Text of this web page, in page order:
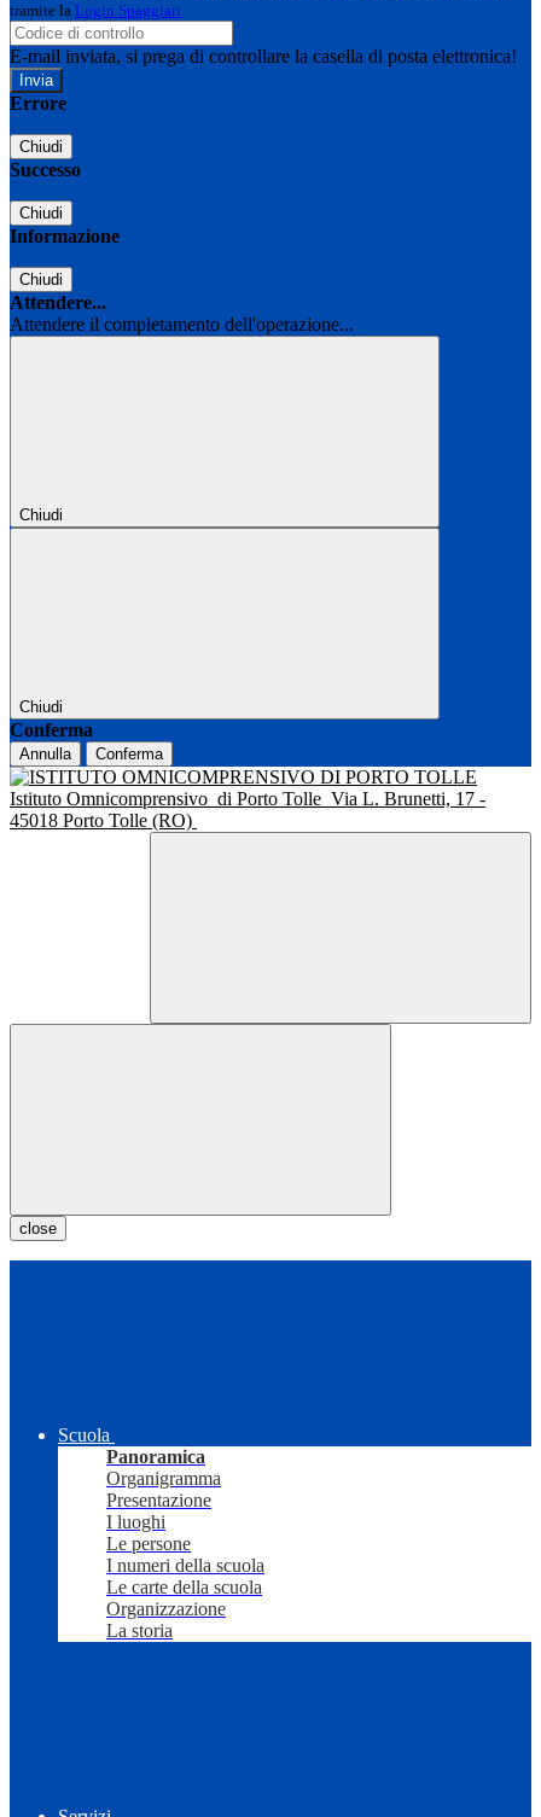
tramite la Login Spaggiari
E-mail inviata, si prega di controllare la casella di posta elettronica!
Errore
Chiudi
Successo
Chiudi
Informazione
Chiudi
Attendere...
Attendere il completamento dell'operazione...
Chiudi
Chiudi
Conferma
Annulla Conferma
Istituto Omnicomprensivo di Porto Tolle Via L. Brunetti, 17 -
45018 Porto Tolle (RO)
close
Scuola
Panoramica
Organigramma
Presentazione
I luoghi
Le persone
I numeri della scuola
Le carte della scuola
Organizzazione
La storia